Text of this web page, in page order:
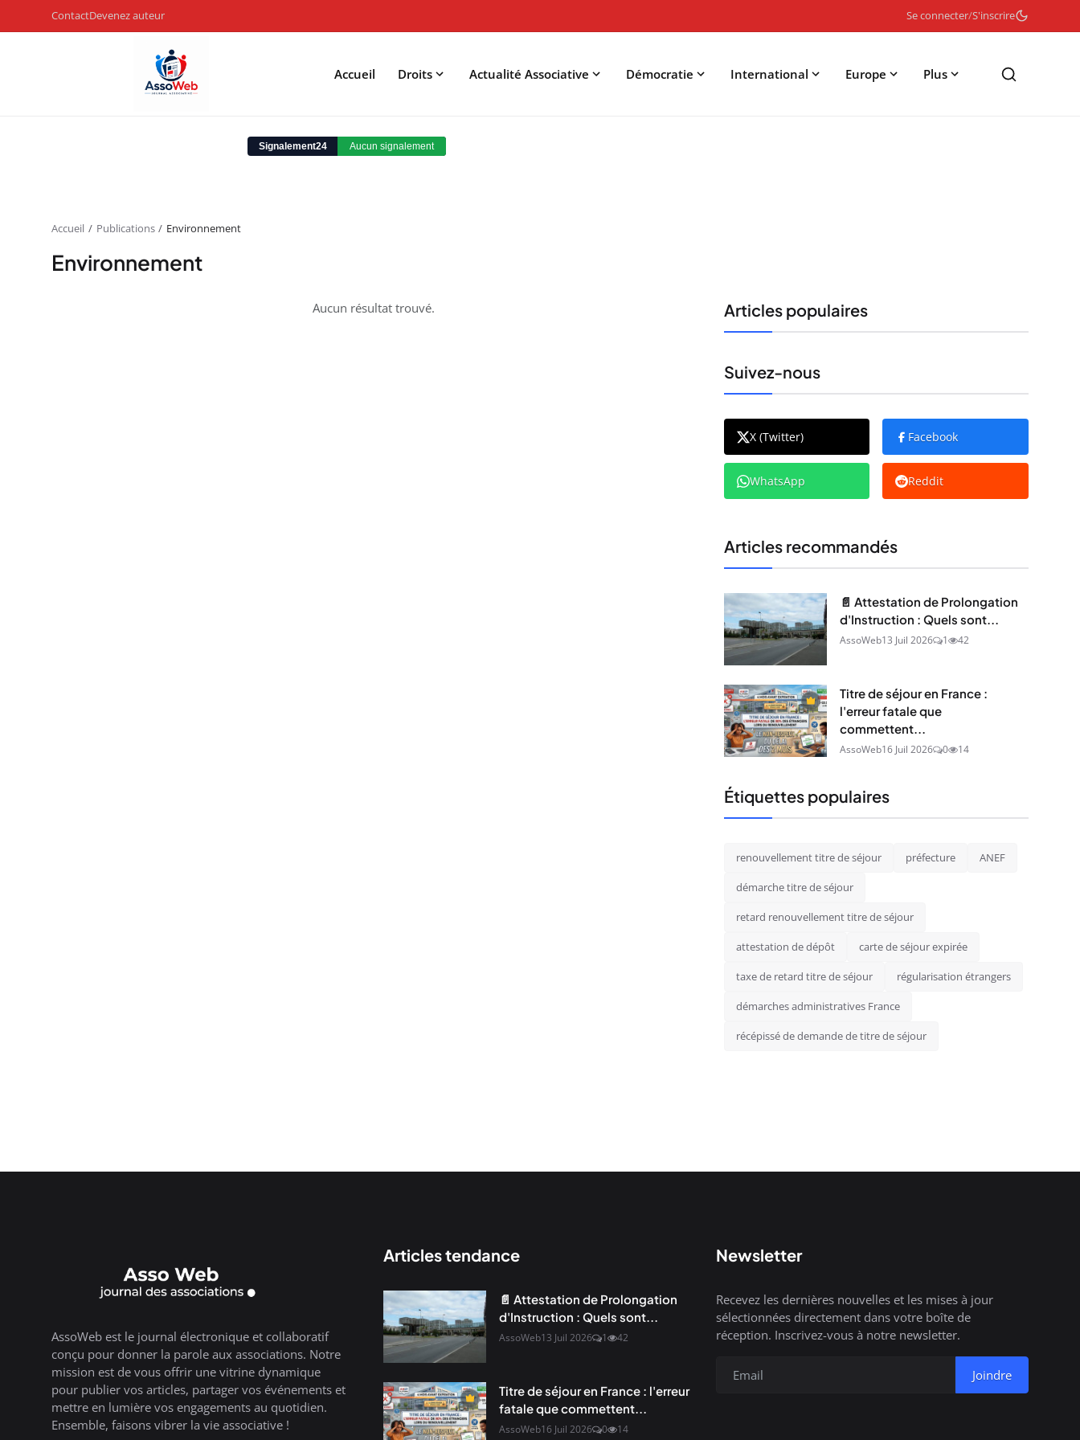
ContactDevenez auteur Se connecter/S'inscrire
Accueil Droits Actualité Associative Démocratie International Europe Plus
Accueil Publications Environnement
Environnement
Aucun résultat trouvé. Articles populaires
Suivez-nous
X (Twitter) Facebook
WhatsApp Reddit
Articles recommandés
📄 Attestation de Prolongation
d'Instruction : Quels sont...
AssoWeb13 Juil 2026 1 42
Titre de séjour en France :
l'erreur fatale que
commettent...
AssoWeb16 Juil 2026 0 14
Étiquettes populaires
renouvellement titre de séjour préfecture ANEF
démarche titre de séjour
retard renouvellement titre de séjour
attestation de dépôt carte de séjour expirée
taxe de retard titre de séjour régularisation étrangers
démarches administratives France
récépissé de demande de titre de séjour
AssoWeb est le journal électronique et collaboratif
conçu pour donner la parole aux associations. Notre
mission est de vous offrir une vitrine dynamique
pour publier vos articles, partager vos événements et
mettre en lumière vos engagements au quotidien.
Ensemble, faisons vibrer la vie associative !
Articles tendance
📄 Attestation de Prolongation
d'Instruction : Quels sont...
AssoWeb13 Juil 2026 1 42
Titre de séjour en France : l'erreur
fatale que commettent...
AssoWeb16 Juil 2026 0 14
Newsletter
Recevez les dernières nouvelles et les mises à jour
sélectionnées directement dans votre boîte de
réception. Inscrivez-vous à notre newsletter.
Joindre